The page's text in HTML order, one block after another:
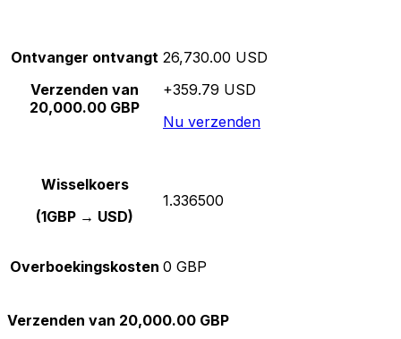
Ontvanger ontvangt
Verzenden van
20,000.00 GBP
26,730.00 USD
+359.79 USD
Nu verzenden
Wisselkoers
(1GBP → USD)
1.336500
Overboekingskosten 0 GBP
Verzenden van 20,000.00 GBP